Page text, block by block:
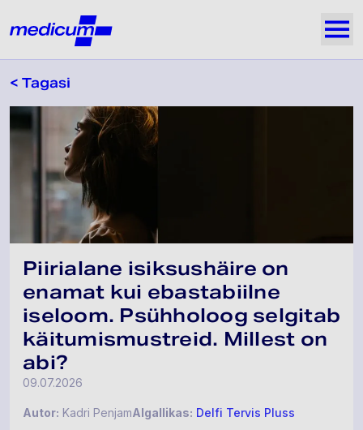
Medicum
< Tagasi
Piirialane isiksushäire on
enamat kui ebastabiilne
iseloom. Psühholoog selgitab
käitumismustreid. Millest on
abi?
09.07.2026
Autor: Kadri PenjamAlgallikas: Delfi Tervis Pluss